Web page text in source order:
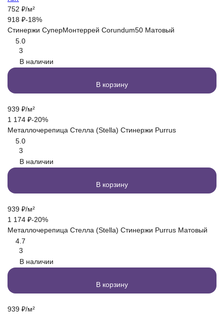
752 ₽/м²
918 ₽-18%
Стинержи СуперМонтеррей Corundum50 Матовый
5.0
3
В наличии
В корзину
939 ₽/м²
1 174 ₽-20%
Металлочерепица Стелла (Stella) Стинержи Purrus
5.0
3
В наличии
В корзину
939 ₽/м²
1 174 ₽-20%
Металлочерепица Стелла (Stella) Стинержи Purrus Матовый
4.7
3
В наличии
В корзину
939 ₽/м²